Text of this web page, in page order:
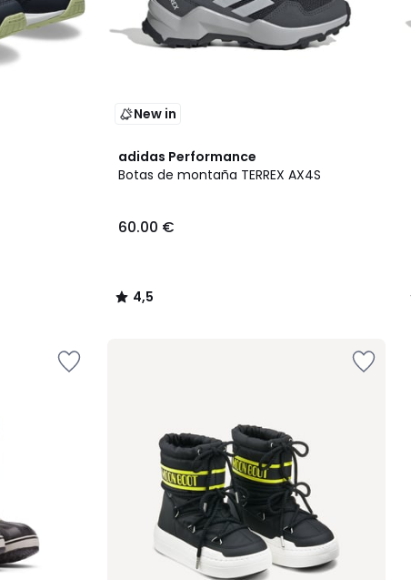
New in
adidas Performance
Botas de montaña TERREX AX4S
60.00 €
4,5
/ 5
4,5
/